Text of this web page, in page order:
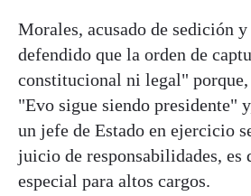
Morales, acusado de sedición
defendido que la orden de
constitucional ni legal" porque,
"Evo sigue siendo presidente"
un jefe de Estado en ejercicio
juicio de responsabilidades, es
especial para altos cargos.